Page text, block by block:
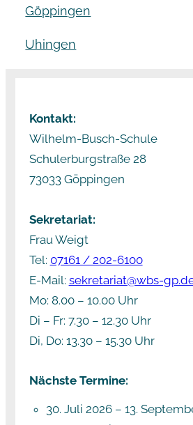
Göppingen
Uhingen
Kontakt:
Wilhelm-Busch-Schule
Schulerburgstraße 28
73033 Göppingen
Sekretariat:
Frau Weigt
Tel: 07161 / 202-6100
E-Mail: sekretariat@wbs-
Mo: 8.00 – 10.00 Uhr
Di – Fr: 7.30 – 12.30 Uhr
Di, Do: 13.30 – 15.30 Uhr
Nächste Termine:
30. Juli 2026 – 13.